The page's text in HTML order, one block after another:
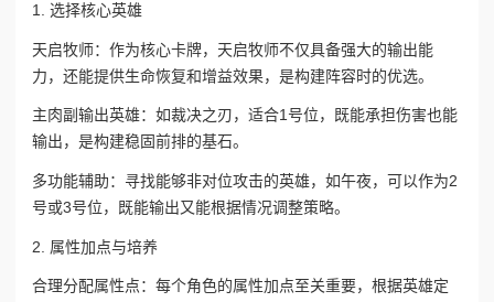
1. 选择核心英雄
天启牧师：作为核心卡牌，天启牧师不仅具备强大的输出能
力，还能提供生命恢复和增益效果，是构建阵容时的优选。
主肉副输出英雄：如裁决之刃，适合1号位，既能承担伤害也能
输出，是构建稳固前排的基石。
多功能辅助：寻找能够非对位攻击的英雄，如午夜，可以作为2
号或3号位，既能输出又能根据情况调整策略。
2. 属性加点与培养
合理分配属性点：每个角色的属性加点至关重要，根据英雄定